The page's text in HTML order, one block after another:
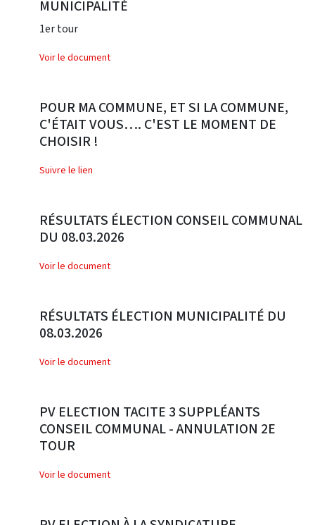
MUNICIPALITÉ
1er tour
Voir le document
POUR MA COMMUNE, ET SI LA COMMUNE,
C'ÉTAIT VOUS…. C'EST LE MOMENT DE
CHOISIR !
Suivre le lien
RÉSULTATS ÉLECTION CONSEIL COMMUNAL
DU 08.03.2026
Voir le document
RÉSULTATS ÉLECTION MUNICIPALITÉ DU
08.03.2026
Voir le document
PV ELECTION TACITE 3 SUPPLÉANTS
CONSEIL COMMUNAL - ANNULATION 2E
TOUR
Voir le document